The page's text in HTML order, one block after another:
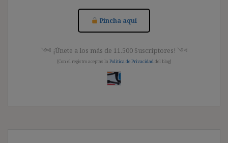
Pincha aquí
༺ ¡Únete a los más de 11.500 Suscriptores! ༺
[Con el registro aceptas la Política de Privacidad del blog]